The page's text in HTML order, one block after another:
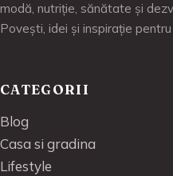
modă, nutriție, sănătate și
Povești, idei și inspirație
CATEGORII
Blog
Casa si gradina
Lifestyle